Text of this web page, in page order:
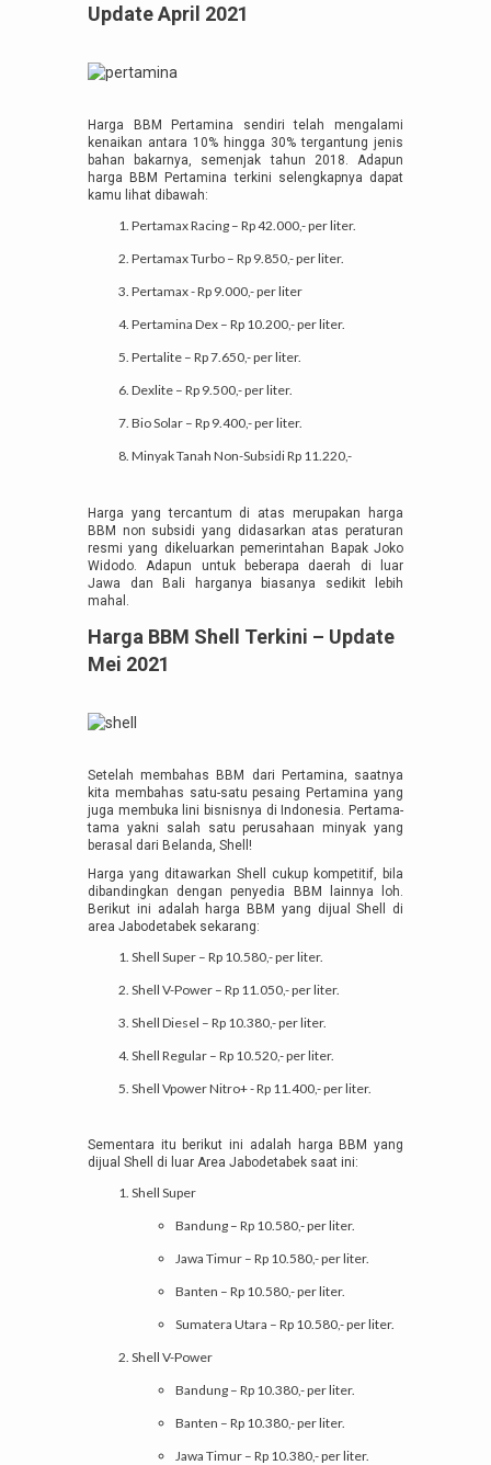
Update April 2021
Harga BBM Pertamina sendiri telah mengalami
kenaikan antara 10% hingga 30% tergantung jenis
bahan bakarnya, semenjak tahun 2018. Adapun
harga BBM Pertamina terkini selengkapnya dapat
kamu lihat dibawah:
Pertamax Racing – Rp 42.000,- per liter.
Pertamax Turbo – Rp 9.850,- per liter.
Pertamax - Rp 9.000,- per liter
Pertamina Dex – Rp 10.200,- per liter.
Pertalite – Rp 7.650,- per liter.
Dexlite – Rp 9.500,- per liter.
Bio Solar – Rp 9.400,- per liter.
Minyak Tanah Non-Subsidi Rp 11.220,-
Harga yang tercantum di atas merupakan harga
BBM non subsidi yang didasarkan atas peraturan
resmi yang dikeluarkan pemerintahan Bapak Joko
Widodo. Adapun untuk beberapa daerah di luar
Jawa dan Bali harganya biasanya sedikit lebih
mahal.
Harga BBM Shell Terkini – Update
Mei 2021
Setelah membahas BBM dari Pertamina, saatnya
kita membahas satu-satu pesaing Pertamina yang
juga membuka lini bisnisnya di Indonesia. Pertama-
tama yakni salah satu perusahaan minyak yang
berasal dari Belanda, Shell!
Harga yang ditawarkan Shell cukup kompetitif, bila
dibandingkan dengan penyedia BBM lainnya loh.
Berikut ini adalah harga BBM yang dijual Shell di
area Jabodetabek sekarang:
Shell Super – Rp 10.580,- per liter.
Shell V-Power – Rp 11.050,- per liter.
Shell Diesel – Rp 10.380,- per liter.
Shell Regular – Rp 10.520,- per liter.
Shell Vpower Nitro+ - Rp 11.400,- per liter.
Sementara itu berikut ini adalah harga BBM yang
dijual Shell di luar Area Jabodetabek saat ini:
Shell Super
Bandung – Rp 10.580,- per liter.
Jawa Timur – Rp 10.580,- per liter.
Banten – Rp 10.580,- per liter.
Sumatera Utara – Rp 10.580,- per liter.
Shell V-Power
Bandung – Rp 10.380,- per liter.
Banten – Rp 10.380,- per liter.
Jawa Timur – Rp 10.380,- per liter.